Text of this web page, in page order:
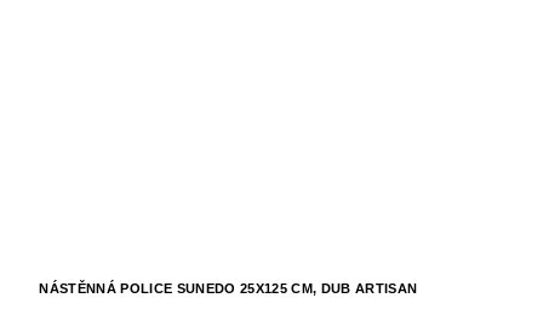
NÁSTĚNNÁ POLICE SUNEDO 25X125 CM, DUB ARTISAN